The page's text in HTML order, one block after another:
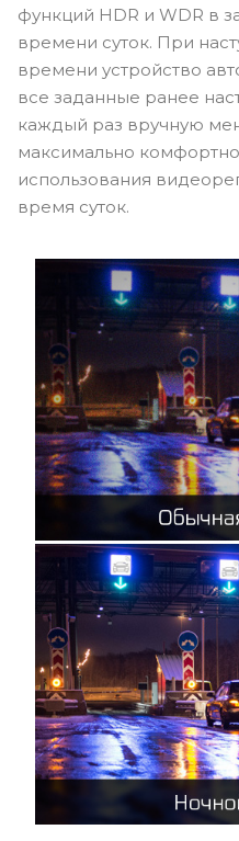
функций HDR и WDR в
времени суток. При
времени устройство
все заданные ранее
каждый раз вручную
максимально
использования
время суток.